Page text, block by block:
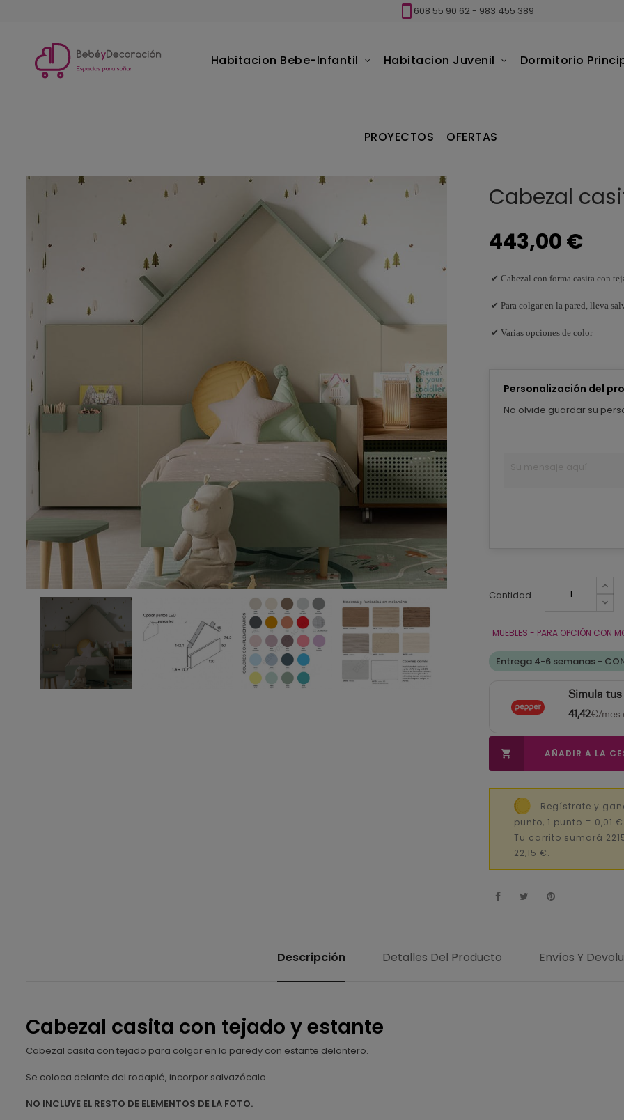
608 55 90 62 - 983 455 389
Habitacion Bebe-Infantil Habitacion Juvenil Dormitorio
PROYECTOS OFERTAS
Cabezal
443,00 €
✔ Cabezal con forma casita con
✔ Para colgar en la pared, lleva
✔ Varias opciones de color
Personalización del
No olvide guardar su
Cantidad
MUEBLES - PARA OPCIÓN CON
Entrega 4-6 semanas -
Simula tus
41,42€/mes
 AÑADIR A LA
Regístrate y
punto, 1 punto = 0,01
Tu carrito sumará
22,15 €.
Descripción Detalles Del Producto Envíos Y
Cabezal casita con tejado y estante
Cabezal casita con tejado para colgar en la paredy con estante delantero.
Se coloca delante del rodapié, incorpor salvazócalo.
NO INCLUYE EL RESTO DE ELEMENTOS DE LA FOTO.